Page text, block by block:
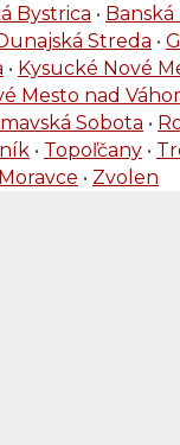
Bystrica • Banská
Streda •
• Kysucké Nové
Mesto nad
Sobota •
• Topoľčany •
• Zvolen